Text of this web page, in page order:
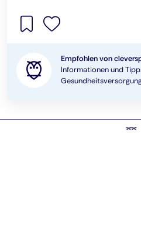
Empfohlen von
Informationen und